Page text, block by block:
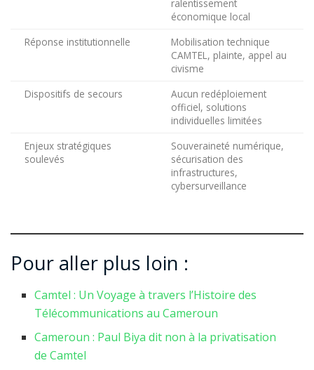
ralentissement
économique local
Réponse institutionnelle
Mobilisation technique
CAMTEL, plainte, appel au
civisme
Dispositifs de secours
Aucun redéploiement
officiel, solutions
individuelles limitées
Enjeux stratégiques
soulevés
Souveraineté numérique,
sécurisation des
infrastructures,
cybersurveillance
Pour aller plus loin :
Camtel : Un Voyage à travers l’Histoire des
Télécommunications au Cameroun
Cameroun : Paul Biya dit non à la privatisation
de Camtel